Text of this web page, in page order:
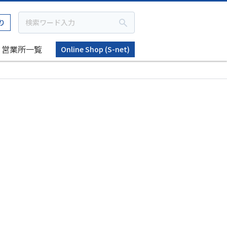
営業所一覧
Online Shop (S-net)